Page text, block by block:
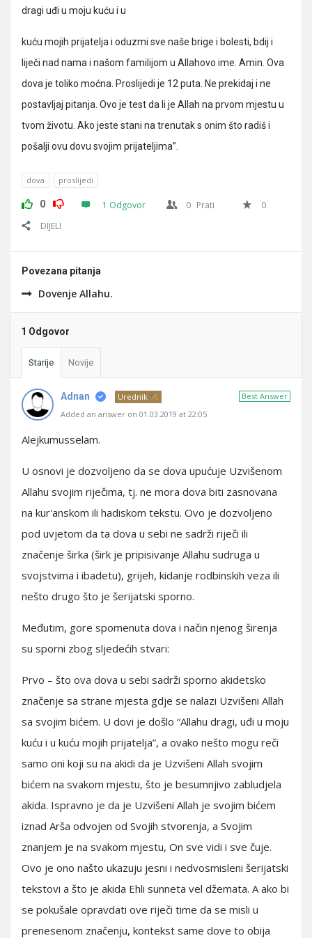
dragi uđi u moju kuću i u
kuću mojih prijatelja i oduzmi sve naše brige i bolesti, bdij i
liječi nad nama i našom familijom u Allahovo ime. Amin. Ova
dova je toliko moćna. Proslijedi je 12 puta. Ne prekidaj i ne
postavljaj pitanja. Ovo je test da li je Allah na prvom mjestu u
tvom životu. Ako jeste stani na trenutak s onim što radiš i
pošalji ovu dovu svojim prijateljima”.
dova proslijedi
0 1 Odgovor 0 Prati
0
DIJELI
Povezana pitanja
Dovenje Allahu.
1 Odgovor
Starije Novije
Best Answer
Adnan
Urednik
Added an answer on 01.03.2019 at 22:05
Alejkumusselam.
U osnovi je dozvoljeno da se dova upućuje Uzvišenom
Allahu svojim riječima, tj. ne mora dova biti zasnovana
na kur'anskom ili hadiskom tekstu. Ovo je dozvoljeno
pod uvjetom da ta dova u sebi ne sadrži riječi ili
značenje širka (širk je pripisivanje Allahu sudruga u
svojstvima i ibadetu), grijeh, kidanje rodbinskih veza ili
nešto drugo što je šerijatski sporno.
Međutim, gore spomenuta dova i način njenog širenja
su sporni zbog sljedećih stvari:
Prvo – što ova dova u sebi sadrži sporno akidetsko
značenje sa strane mjesta gdje se nalazi Uzvišeni Allah
sa svojim bićem. U dovi je došlo “Allahu dragi, uđi u moju
kuću i u kuću mojih prijatelja”, a ovako nešto mogu reči
samo oni koji su na akidi da je Uzvišeni Allah svojim
bićem na svakom mjestu, što je besumnjivo zabludjela
akida. Ispravno je da je Uzvišeni Allah je svojim bićem
iznad Arša odvojen od Svojih stvorenja, a Svojim
znanjem je na svakom mjestu, On sve vidi i sve čuje.
Ovo je ono našto ukazuju jesni i nedvosmisleni šerijatski
tekstovi a što je akida Ehli sunneta vel džemata. A ako bi
se pokušale opravdati ove riječi time da se misli u
prenesenom značenju, kontekst same dove to obija